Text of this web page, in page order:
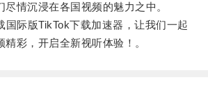
情沉浸在各国视频的魅力之中。
际版TikTok下载加速器，让我们一起
彩，开启全新视听体验！。